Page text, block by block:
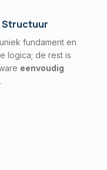
Structuur
fundament en
logica; de rest is
eenvoudig
.